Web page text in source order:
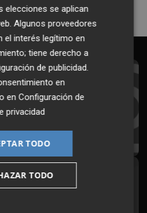
al Boletín
hora en tu email
suscribirme!
en redes
cualquier medio
elecciones se aplican
Algunos proveedores
el interés legítimo en
tiene derecho a
de publicidad.
en
enConfiguración de
privacidad
TODO
TODO